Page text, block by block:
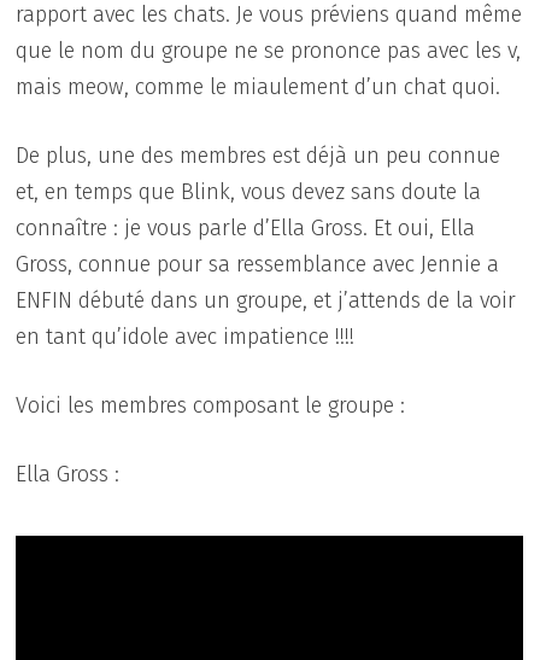
rapport avec les chats. Je vous préviens quand même
que le nom du groupe ne se prononce pas avec les v,
mais meow, comme le miaulement d’un chat quoi.
De plus, une des membres est déjà un peu connue
et, en temps que Blink, vous devez sans doute la
connaître : je vous parle d’Ella Gross. Et oui, Ella
Gross, connue pour sa ressemblance avec Jennie a
ENFIN débuté dans un groupe, et j’attends de la voir
en tant qu’idole avec impatience !!!!
Voici les membres composant le groupe :
Ella Gross :